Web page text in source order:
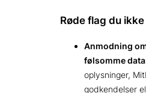
Røde flag du
Anmodning
følsomme
oplysninger,
godkendelser